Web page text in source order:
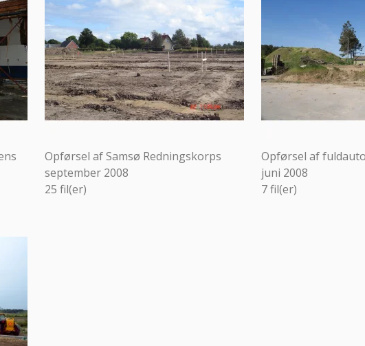
Opførsel af Samsø Redningskorps
september 2008
25 fil(er)
Opførsel af
juni 2008
7fil(er)